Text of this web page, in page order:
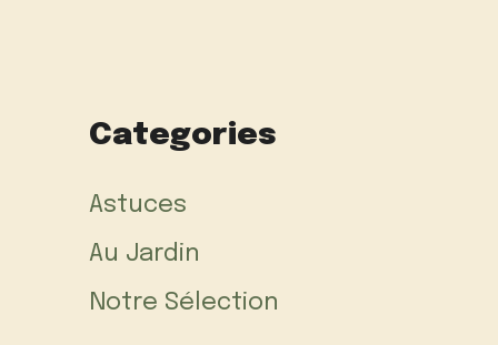
Categories
Astuces
Au Jardin
Notre Sélection